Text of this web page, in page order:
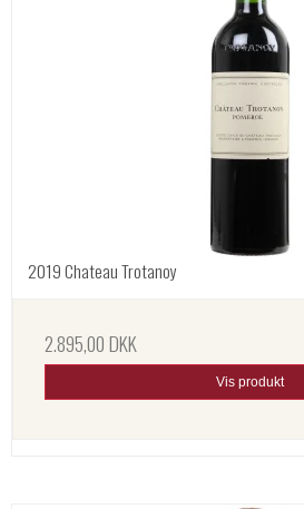
2019 Chateau Trotanoy
2.895,00 DKK
Vis produkt